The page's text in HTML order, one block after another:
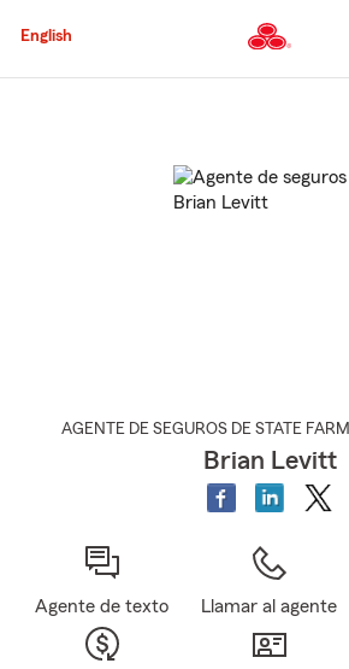
al
principal
English
AGENTE DE SEGUROS DE STATE FARM
Brian Levitt
Agente de texto Llamar al agente